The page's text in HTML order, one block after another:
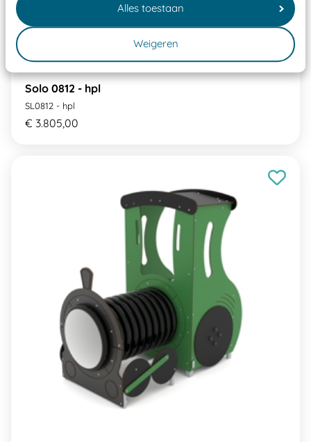
Alles toestaan
Weigeren
Solo 0812 - hpl
SL0812 - hpl
€ 3.805,00